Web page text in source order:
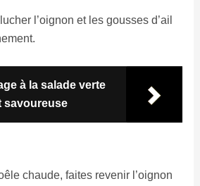
l’oignon et les gousses d’ail
à la salade verte
savoureuse
chaude, faites revenir l’oignon